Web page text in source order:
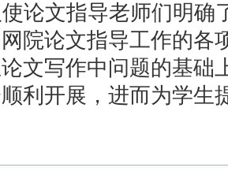
论文指导老师们明确
院论文指导工作的各
文写作中问题的基础
利开展，进而为学生